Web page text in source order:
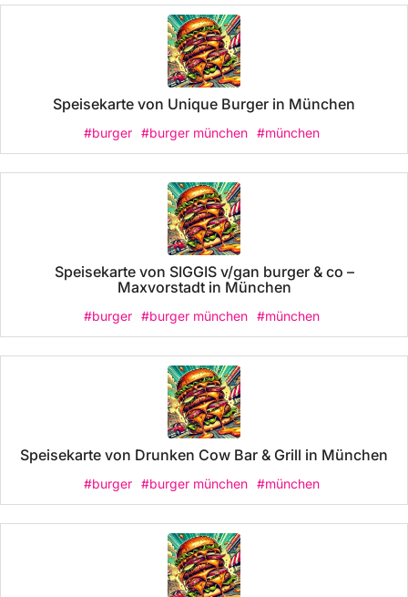
Speisekarte von Unique Burger in München
#burger #burger münchen #münchen
Speisekarte von SIGGIS v/gan burger & co –
Maxvorstadt in München
#burger #burger münchen #münchen
Speisekarte von Drunken Cow Bar & Grill in München
#burger #burger münchen #münchen